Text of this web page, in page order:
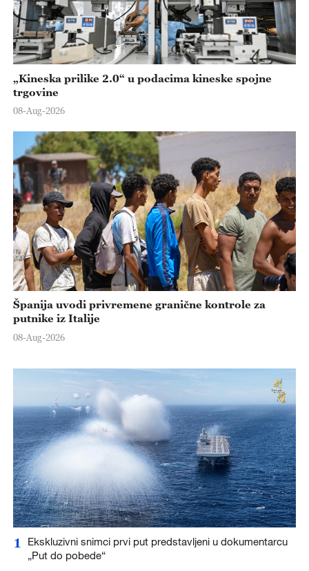
„Kineska prilike 2.0“ u podacima kineske spojne
trgovine
08-Aug-2026
Španija uvodi privremene granične kontrole za
putnike iz Italije
08-Aug-2026
1
Ekskluzivni snimci prvi put predstavljeni u dokumentarcu
„Put do pobede“